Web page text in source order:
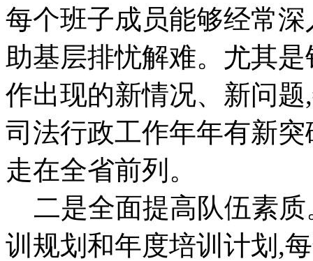
每个班子成员能够经常
助基层排忧解难。尤其
作出现的新情况、新问
司法行政工作年年有新
走在全省前列。
二是全面提高队伍素质
训规划和年度培训计划,